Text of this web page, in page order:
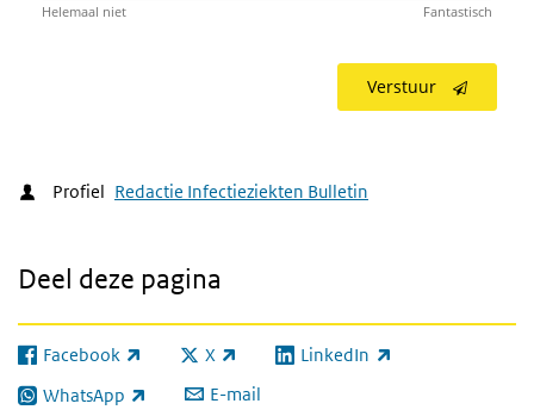
Helemaal niet Fantastisch
Verstuur
Profiel Redactie Infectieziekten Bulletin
Deel deze pagina
Facebook
(externe link) X
(externe link) LinkedIn
(externe link)
WhatsApp
(externe link) E-mail